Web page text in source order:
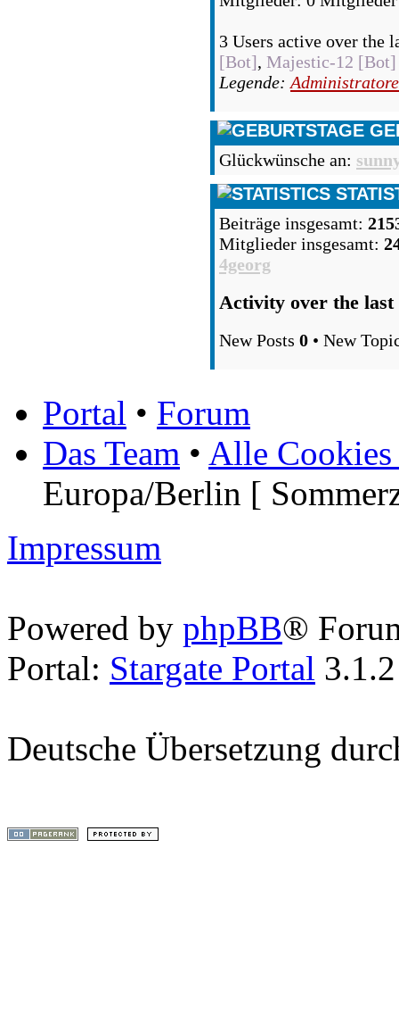
3 Users active over the
[Bot], Majestic-12 [Bot]
Legende:
Glückwünsche an:
Beiträge insgesamt:
Mitglieder insgesamt:
4georg
Activity over the last
New Posts 0 • New
Portal • Forum
Das Team • Alle Cookies
Europa/Berlin [
Impressum
Powered by phpBB®
Portal: Stargate Portal
Deutsche Übersetzung